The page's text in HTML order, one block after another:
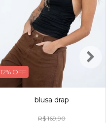
12% OFF
blusa drap
R$ 169,90